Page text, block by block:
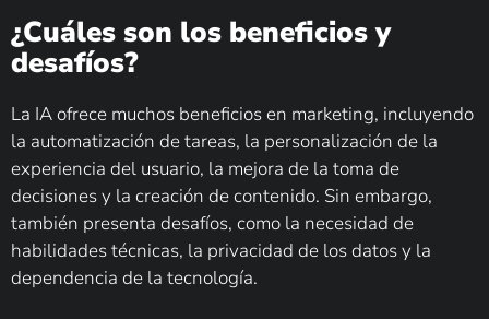
¿Cuáles son los beneficios y
desafíos?
La IA ofrece muchos beneficios en marketing, incluyendo
la automatización de tareas, la personalización de la
experiencia del usuario, la mejora de la toma de
decisiones y la creación de contenido. Sin embargo,
también presenta desafíos, como la necesidad de
habilidades técnicas, la privacidad de los datos y la
dependencia de la tecnología.